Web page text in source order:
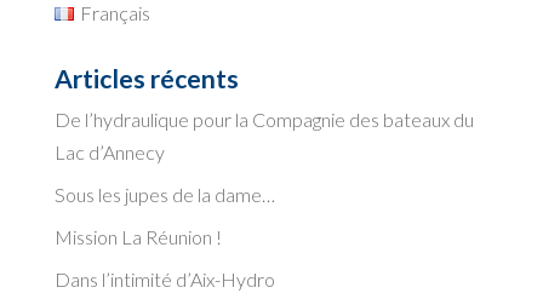
Français
Articles récents
De l’hydraulique pour la Compagnie des bateaux du
Lac d’Annecy
Sous les jupes de la dame…
Mission La Réunion !
Dans l’intimité d’Aix-Hydro